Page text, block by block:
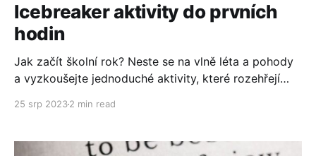
Icebreaker aktivity do prvních
hodin
Jak začít školní rok? Neste se na vlně léta a pohody
a vyzkoušejte jednoduché aktivity, které rozehřejí
vašich lekcí jazyků.
25 srp 20232 min read